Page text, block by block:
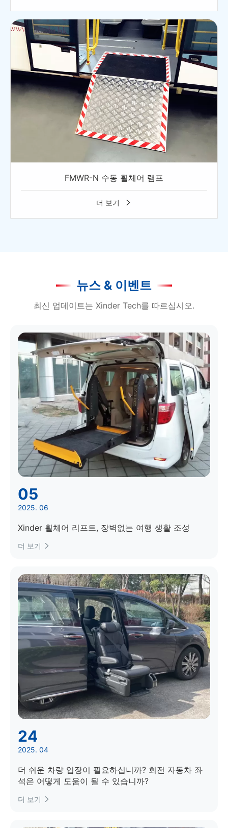
FMWR-N 수동 휠체어 램프
더 보기 
뉴스 & 이벤트
최신 업데이트는 Xinder Tech를 따르십시오.
05
2025. 06
Xinder 휠체어 리프트, 장벽없는 여행 생활 조성
더 보기 
24
2025. 04
더 쉬운 차량 입장이 필요하십니까? 회전 자동차 좌
석은 어떻게 도움이 될 수 있습니까?
더 보기 